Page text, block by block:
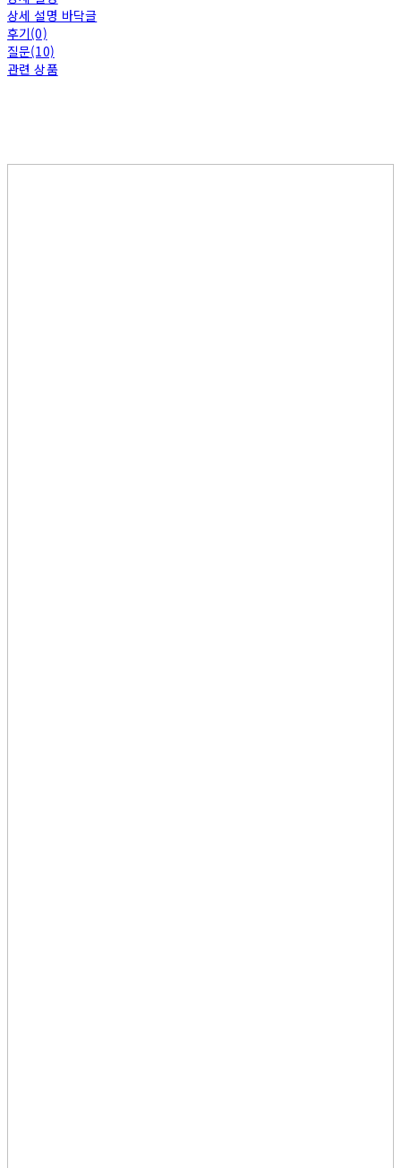
상세 설명 바닥글
후기(0)
질문(10)
관련 상품